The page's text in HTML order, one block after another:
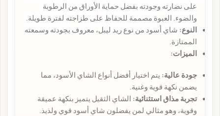
على نضارته وجودته بفضل حماية الأوراق من الرطوبة
والضوء. العبوة مصممة للحفاظ على طزاجته لفترة طويلة.
النوع: شاي أسود من نوع ريد ليبل، معروف بجودته وسمعته
الممتازة.
الميزات:
جودة عالية: يتم اختيار أفضل أنواع الشاي الأسود، مما
يضمن نكهة قوية وغنية.
تجربة مذاق استثنائية: الشاي الثقيل يتميز بنكهة عميقة
وقوية، وهو مثالي لمن يفضلون شاي أسود قوي ولذيذ.